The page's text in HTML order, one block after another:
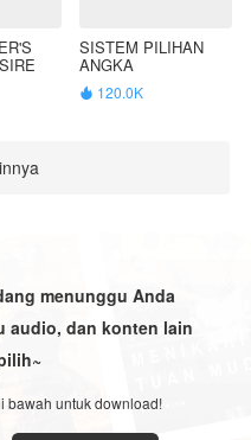
SISTEM PILIHAN
ANGKA
 120.0K
menunggu Anda
audio, dan konten lain
bawah untuk download!